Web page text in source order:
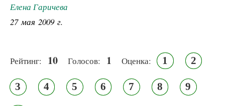
Елена Гаричева
27 мая 2009 г.
Рейтинг: 10 Голосов: 1 Оценка: 1 2
3 4 5 6 7 8 9